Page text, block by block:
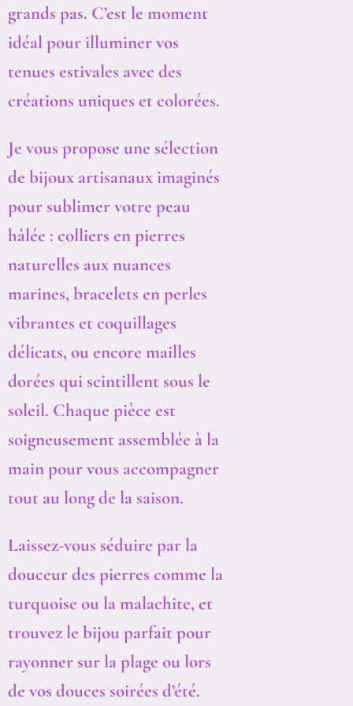
grands pas. C’est le moment
idéal pour illuminer vos
tenues estivales avec des
créations uniques et colorées.
Je vous propose une sélection
de bijoux artisanaux imaginés
pour sublimer votre peau
hâlée : colliers en pierres
naturelles aux nuances
marines, bracelets en perles
vibrantes et coquillages
délicats, ou encore mailles
dorées qui scintillent sous le
soleil. Chaque pièce est
soigneusement assemblée à la
main pour vous accompagner
tout au long de la saison.
Laissez-vous séduire par la
douceur des pierres comme la
turquoise ou la malachite, et
trouvez le bijou parfait pour
rayonner sur la plage ou lors
de vos douces soirées d’été.